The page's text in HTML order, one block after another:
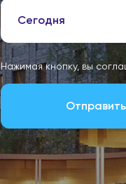
Сегодня
Нажимая кнопку, вы
Отправить